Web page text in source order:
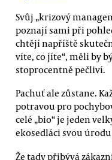
Svůj „krizový
poznají sami při
chtějí napříště
víte, co jíte“, měli by
stoprocentně pečliví.
Pachuť ale zůstane.
potravou pro
celé „bio“ je jeden
ekosedláci svou
Že tady přibývá